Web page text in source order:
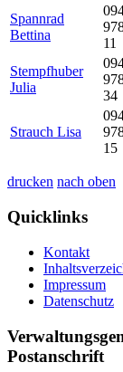
Spannrad
Bettina
11
Stempfhuber
Julia
34
Strauch Lisa
15
drucken nach oben
Quicklinks
Kontakt
Impressum
Datenschutz
Postanschrift